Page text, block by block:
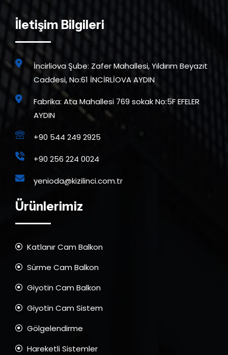
İletişim Bilgileri
İncirliova Şube: Zafer Mahallesi, Yıldırım Beyazıt
Caddesi, No:61 İNCİRLİOVA AYDIN
Fabrika: Ata Mahallesi 769 sokak No:5F EFELER
AYDIN
+90 544 249 2925
+90 256 224 0024
yenioda@kizilinci.com.tr
Ürünlerimiz
Katlanır Cam Balkon
Sürme Cam Balkon
Giyotin Cam Balkon
Giyotin Cam Sistem
Gölgelendirme
Hareketli Sistemler